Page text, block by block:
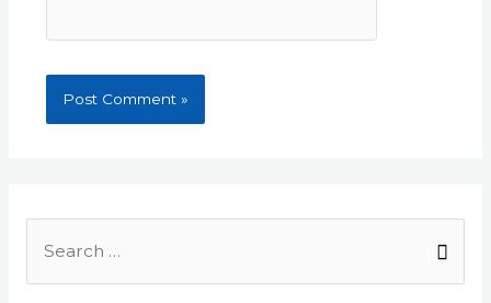
Search
for: